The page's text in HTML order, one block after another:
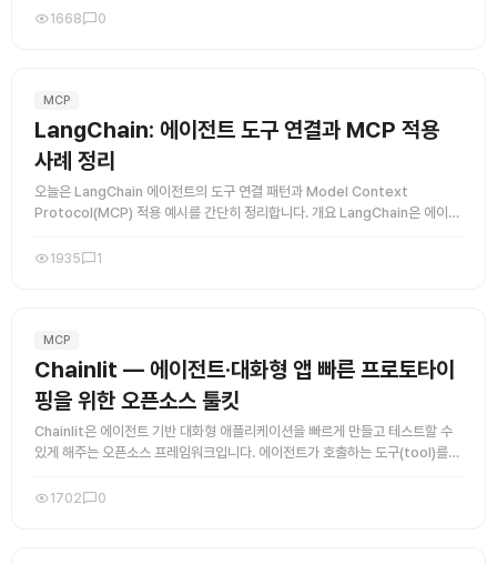
1668 0
MCP
LangChain: 에이전트 도구 연결과 MCP 적용
사례 정리
오늘은 LangChain 에이전트의 도구 연결 패턴과 Model Context
Protocol(MCP) 적용 예시를 간단히 정리합니다. 개요 LangChain은 에이전
1935 1
MCP
Chainlit — 에이전트·대화형 앱 빠른 프로토타이
핑을 위한 오픈소스 툴킷
Chainlit은 에이전트 기반 대화형 애플리케이션을 빠르게 만들고 테스트할 수
있게 해주는 오픈소스 프레임워크입니다. 에이전트가 호출하는 도구(tool)를
1702 0